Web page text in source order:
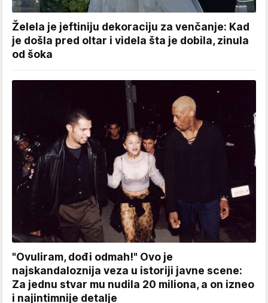
Želela je jeftiniju dekoraciju za venčanje: Kad
je došla pred oltar i videla šta je dobila, zinula
od šoka
"Ovuliram, dođi odmah!" Ovo je
najskandaloznija veza u istoriji javne scene:
Za jednu stvar mu nudila 20 miliona, a on izneo
i najintimnije detalje